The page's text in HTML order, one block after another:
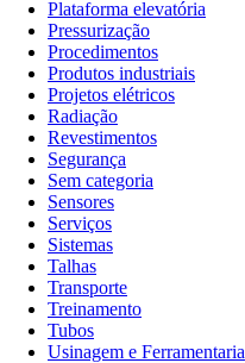
Plataforma elevatória
Pressurização
Procedimentos
Produtos industriais
Projetos elétricos
Radiação
Revestimentos
Segurança
Sem categoria
Sensores
Serviços
Sistemas
Talhas
Transporte
Treinamento
Tubos
Usinagem e Ferramentaria